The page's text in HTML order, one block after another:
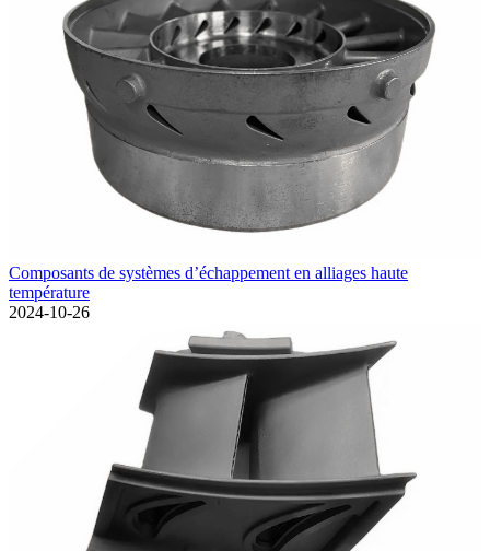
Composants de systèmes d’échappement en alliages haute
température
2024-10-26